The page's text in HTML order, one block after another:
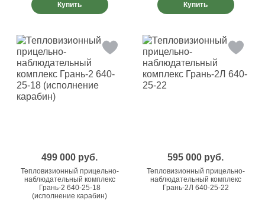
Купить Купить
499 000 руб.
Тепловизионный прицельно-
наблюдательный комплекс
Грань-2 640-25-18
(исполнение карабин)
595 000 руб.
Тепловизионный прицельно-
наблюдательный комплекс
Грань-2Л 640-25-22